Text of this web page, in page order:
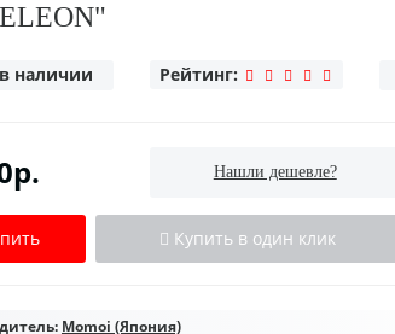
наличии Рейтинг:
Нашли дешевле?
Купить в один клик
Momoi (Япония)